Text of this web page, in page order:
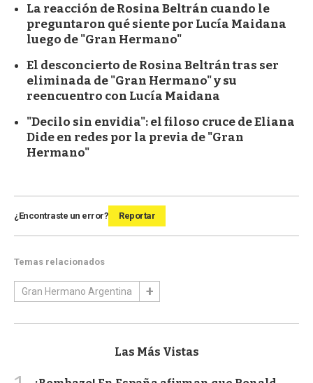
La reacción de Rosina Beltrán cuando le
preguntaron qué siente por Lucía Maidana
luego de "Gran Hermano"
El desconcierto de Rosina Beltrán tras ser
eliminada de "Gran Hermano" y su
reencuentro con Lucía Maidana
"Decilo sin envidia": el filoso cruce de Eliana
Dide en redes por la previa de "Gran
Hermano"
¿Encontraste un error? Reportar
Temas relacionados
Gran Hermano Argentina
Las Más Vistas